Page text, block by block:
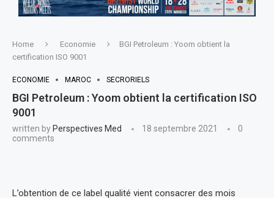
Home Economie
BGI Petroleum : Yoom obtient la
certification ISO 9001
ECONOMIE MAROC SECRORIELS
BGI Petroleum : Yoom obtient la certification ISO
9001
written by Perspectives Med 18 septembre 2021
0
comments
L’obtention de ce label qualité vient consacrer des mois